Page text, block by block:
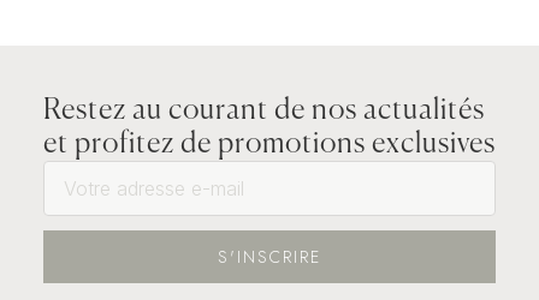
Restez au courant de nos actualités
et profitez de promotions exclusives
S'INSCRIRE